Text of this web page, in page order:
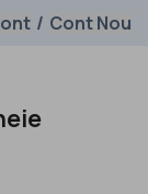
/ Cont Nou